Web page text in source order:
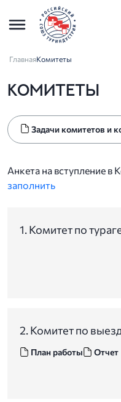
ГлавнаяКомитеты
КОМИТЕТЫ
Задачи комитетов и
Анкета на вступление
заполнить
1. Комитет по
2. Комитет по
План работы Отчет